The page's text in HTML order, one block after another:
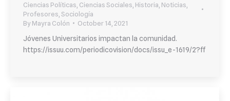
Ciencias Políticas Ciencias Sociales Historia Noticias
Profesores Sociología
ByMayra Colón
October 14, 2021
Jóvenes Universitarios impactan la comunidad.
https://issuu.com/periodicovision/docs/issu_e-1619/2?ff